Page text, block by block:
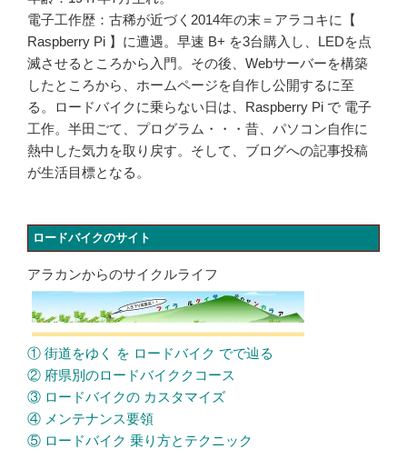
電子工作歴：古稀が近づく2014年の末＝アラコキに【
Raspberry Pi 】に遭遇。早速 B+ を3台購入し、LEDを点
滅させるところから入門。その後、Webサーバーを構築
したところから、ホームページを自作し公開するに至
る。ロードバイクに乗らない日は、Raspberry Pi で 電子
工作。半田ごて、プログラム・・・昔、パソコン自作に
熱中した気力を取り戻す。そして、ブログへの記事投稿
が生活目標となる。
ロードバイクのサイト
アラカンからのサイクルライフ
① 街道をゆく を ロードバイク でで辿る
② 府県別のロードバイククコース
③ ロードバイクの カスタマイズ
④ メンテナンス要領
⑤ ロードバイク 乗り方とテクニック